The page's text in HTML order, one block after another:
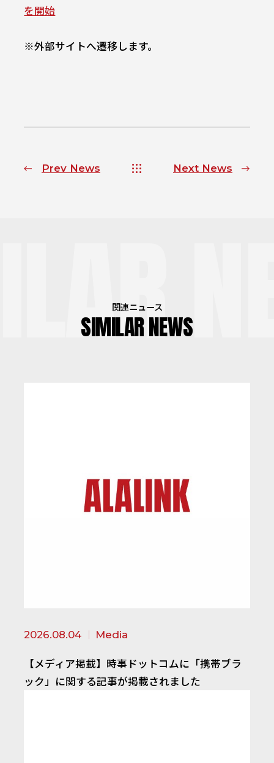
を開始
※外部サイトへ遷移します。
Prev News Next News
関連ニュース
SIMILAR NEWS
2026.08.04 Media
【メディア掲載】時事ドットコムに「携帯ブラ
ック」に関する記事が掲載されました